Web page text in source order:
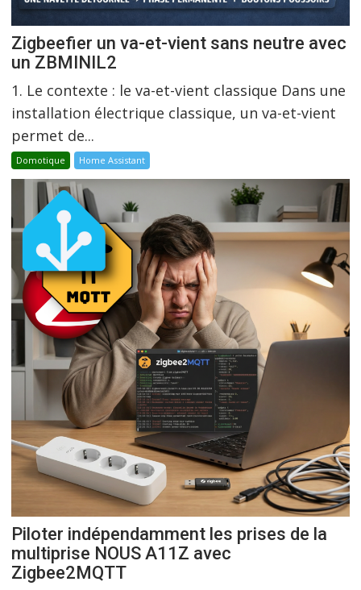
Zigbeefier un va-et-vient sans neutre avec
un ZBMINIL2
1. Le contexte : le va-et-vient classique Dans une
installation électrique classique, un va-et-vient
permet de...
Domotique Home Assistant
Piloter indépendamment les prises de la
multiprise NOUS A11Z avec
Zigbee2MQTT